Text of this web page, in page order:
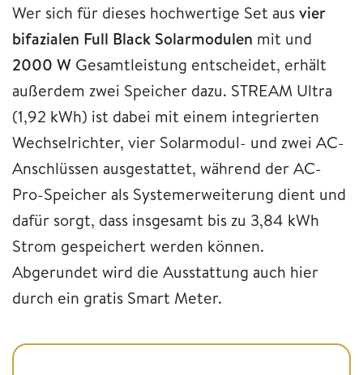
Wer sich für dieses hochwertige Set ausvier
bifazialen Full Black Solarmodulen mit und
2000 W Gesamtleistung entscheidet, erhält
außerdem zwei Speicher dazu. STREAM Ultra
(1,92 kWh) ist dabei mit einem integrierten
Wechselrichter, vier Solarmodul- und zwei AC-
Anschlüssen ausgestattet, während der AC-
Pro-Speicher als Systemerweiterung dient und
dafür sorgt, dass insgesamt bis zu 3,84 kWh
Strom gespeichert werden können.
Abgerundet wird die Ausstattung auch hier
durch ein gratis Smart Meter.